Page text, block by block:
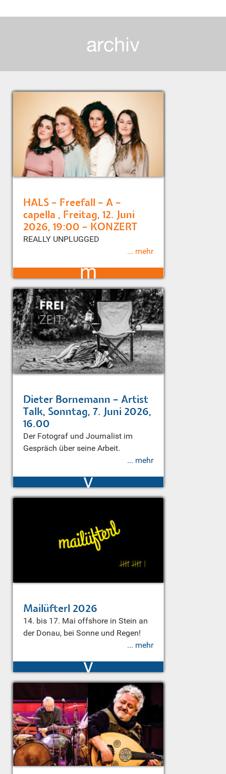
archiv
HALS – Freefall – A –
capella , Freitag, 12. Juni
2026, 19:00 – KONZERT
REALLY UNPLUGGED
... mehr
m
Dieter Bornemann – Artist
Talk, Sonntag, 7. Juni 2026,
16.00
Der Fotograf und Journalist im
Gespräch über seine Arbeit.
... mehr
v
Mailüfterl 2026
14. bis 17. Mai offshore in Stein an
der Donau, bei Sonne und Regen!
... mehr
v